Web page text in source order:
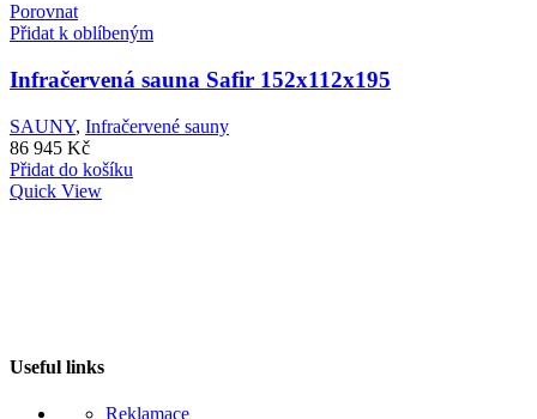
variant.
lze
vybrat
stránce
Porovnat
Přidat k oblíbeným
Infračervená sauna Safir 152x112x195
SAUNY, Infračervené sauny
86 945 Kč
Přidat do košíku
Quick View
Useful links
Reklamace